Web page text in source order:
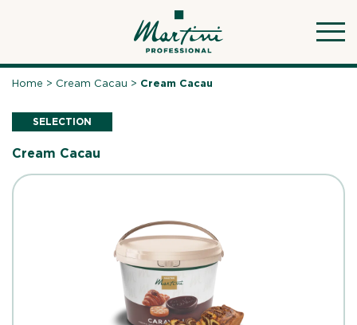
Home > Cream Cacau > Cream Cacau
SELECTION
Cream Cacau